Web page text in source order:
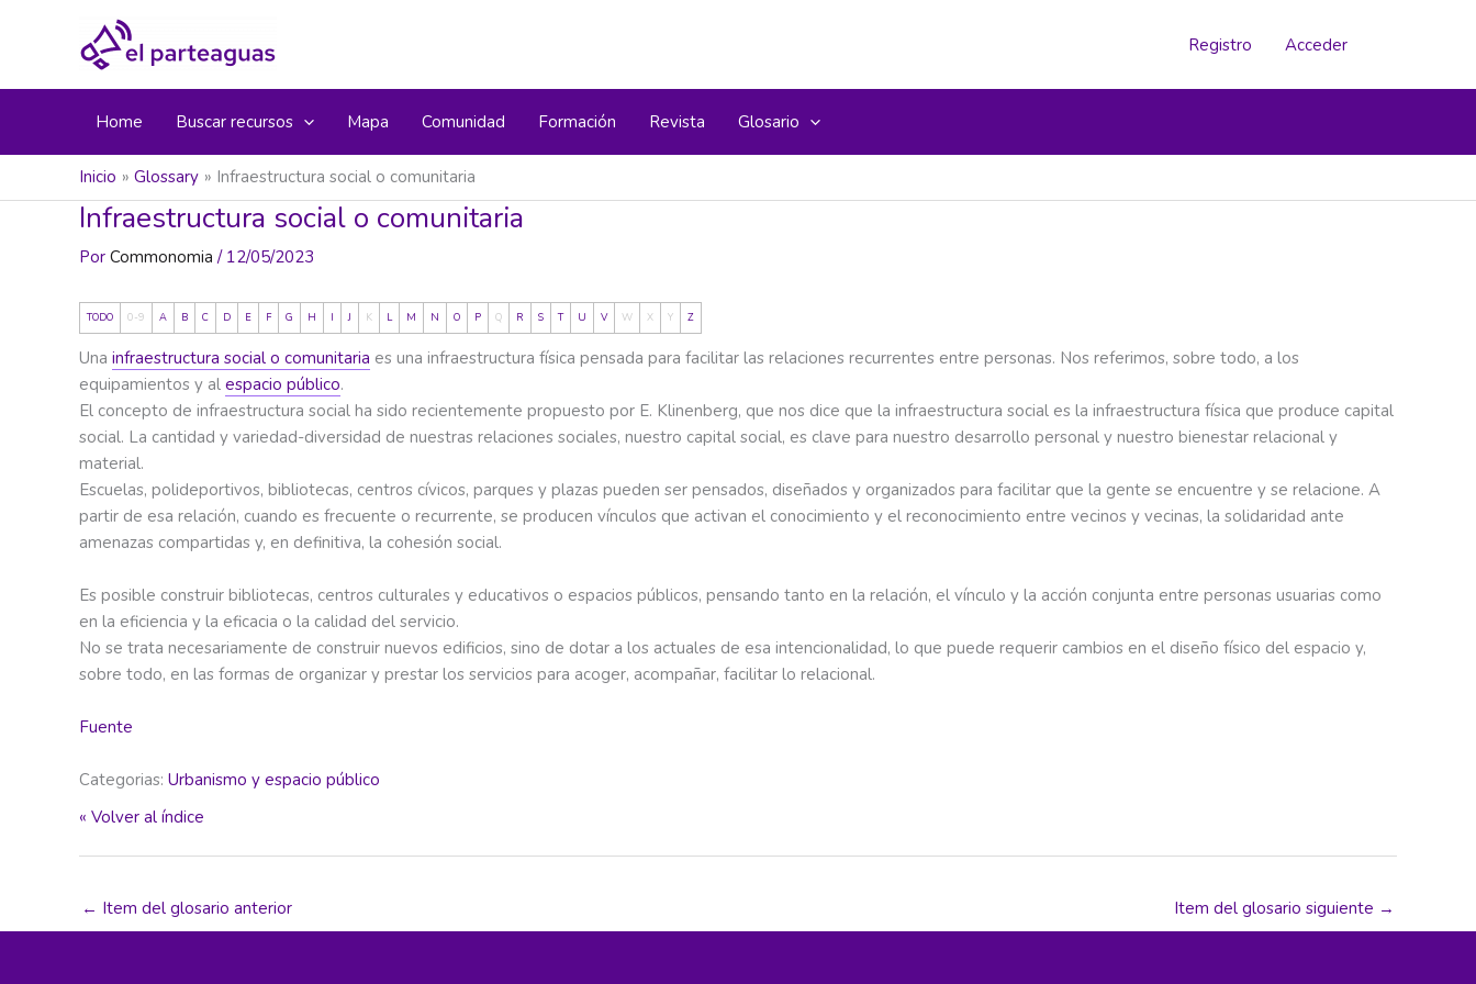
Registro Acceder
Home Buscar recursos Mapa Comunidad Formación Revista Glosario
Inicio Glossary Infraestructura social o comunitaria
Infraestructura social o comunitaria
Por Commonomia/ 12/05/2023
TODO 0-9 A B C D E F G H I J K L M N O P Q R S T U V W X Y Z
Una infraestructura social o comunitaria es una infraestructura física pensada para facilitar las relaciones recurrentes entre personas. Nos referimos, sobre todo, a los
equipamientos y al espacio público.
El concepto de infraestructura social ha sido recientemente propuesto por E. Klinenberg, que nos dice que la infraestructura social es la infraestructura física que produce capital
social. La cantidad y variedad-diversidad de nuestras relaciones sociales, nuestro capital social, es clave para nuestro desarrollo personal y nuestro bienestar relacional y
material.
Escuelas, polideportivos, bibliotecas, centros cívicos, parques y plazas pueden ser pensados, diseñados y organizados para facilitar que la gente se encuentre y se relacione. A
partir de esa relación, cuando es frecuente o recurrente, se producen vínculos que activan el conocimiento y el reconocimiento entre vecinos y vecinas, la solidaridad ante
amenazas compartidas y, en definitiva, la cohesión social.
Es posible construir bibliotecas, centros culturales y educativos o espacios públicos, pensando tanto en la relación, el vínculo y la acción conjunta entre personas usuarias como
en la eficiencia y la eficacia o la calidad del servicio.
No se trata necesariamente de construir nuevos edificios, sino de dotar a los actuales de esa intencionalidad, lo que puede requerir cambios en el diseño físico del espacio y,
sobre todo, en las formas de organizar y prestar los servicios para acoger, acompañar, facilitar lo relacional.
Fuente
Categorias: Urbanismo y espacio público
« Volver al índice
← Item del glosario anterior Item del glosario siguiente →